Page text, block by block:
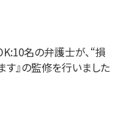
名の弁護士が、“損
す』の監修を行いました